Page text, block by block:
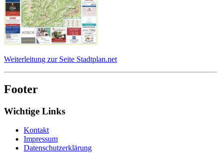
Weiterleitung zur Seite Stadtplan.net
Footer
Wichtige Links
Kontakt
Impressum
Datenschutzerklärung